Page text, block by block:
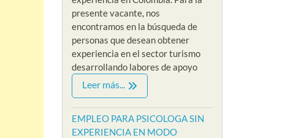
presente vacante, nos
encontramos en la búsqueda de
personas que desean obtener
experiencia en el sector turismo
desarrollando labores de apoyo
Leer más...
EMPLEO PARA PSICOLOGA SIN
EXPERIENCIA EN MODO